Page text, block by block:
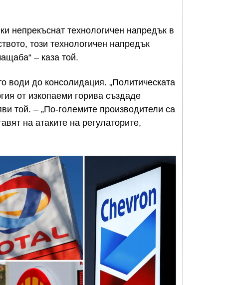
непрекъснат технологичен напредък в
този технологичен напредък
– каза той.
води до консолидация. „Политическата
от изкопаеми горива създаде
той. – „По-големите производители са
на атаките на регулаторите,